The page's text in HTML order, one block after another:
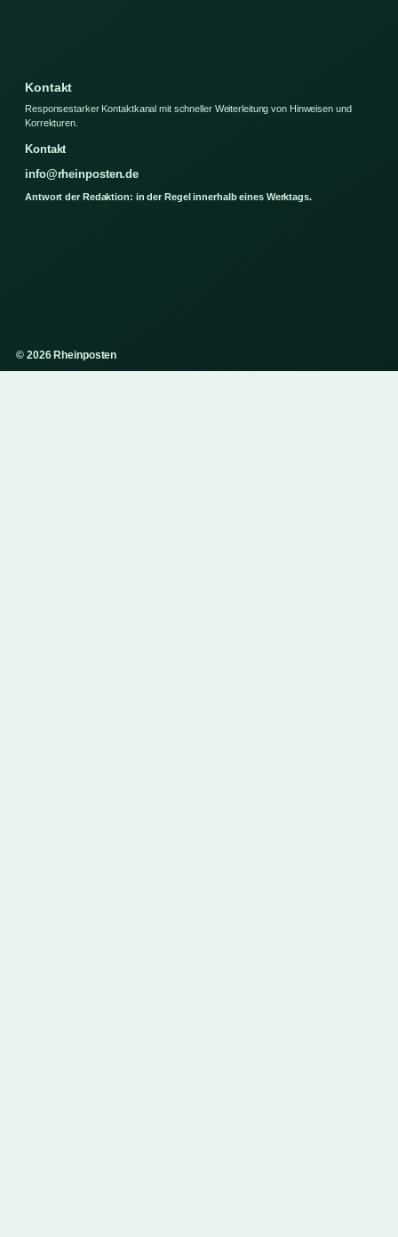
Kontakt
Responsestarker Kontaktkanal mit schneller Weiterleitung von Hinweisen und
Korrekturen.
Kontakt
info@rheinposten.de
Antwort der Redaktion: in der Regel innerhalb eines Werktags.
© 2026 Rheinposten